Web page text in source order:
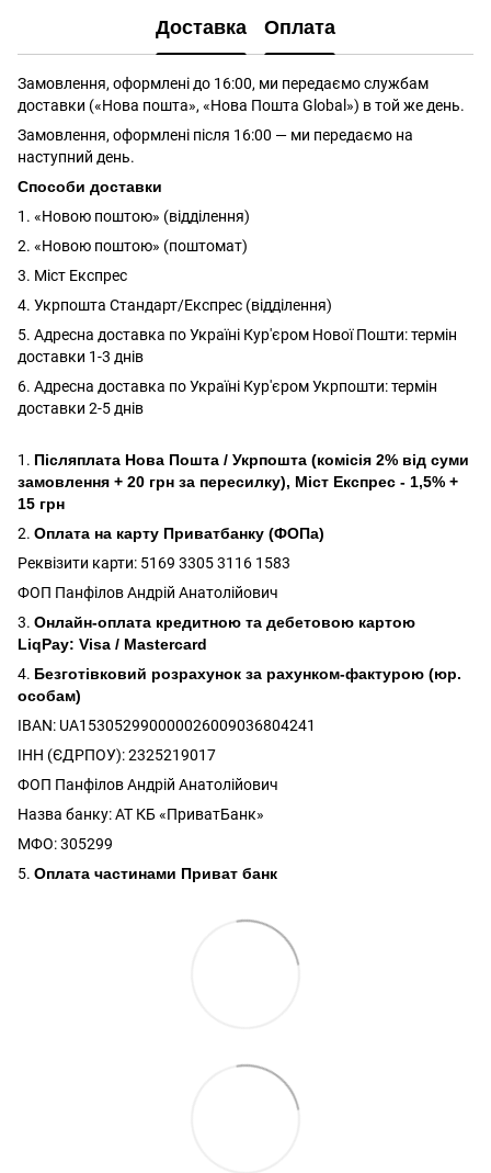
Доставка Оплата
Замовлення, оформлені до 16:00, ми передаємо службам
доставки («Нова пошта», «Нова Пошта Global») в той же день.
Замовлення, оформлені після 16:00 — ми передаємо на
наступний день.
Способи доставки
1. «Новою поштою» (відділення)
2. «Новою поштою» (поштомат)
3. Міст Експрес
4. Укрпошта Стандарт/Експрес (відділення)
5. Адресна доставка по Україні Кур'єром Нової Пошти: термін
доставки 1-3 днів
6. Адресна доставка по Україні Кур'єром Укрпошти: термін
доставки 2-5 днів
1. Післяплата Нова Пошта / Укрпошта (комісія 2% від суми
замовлення + 20 грн за пересилку), Міст Експрес - 1,5% +
15 грн
2. Оплата на карту Приватбанку (ФОПа)
Реквізити карти: 5169 3305 3116 1583
ФОП Панфілов Андрій Анатолійович
3. Онлайн-оплата кредитною та дебетовою картою
LiqPay: Visa / Mastercard
4. Безготівковий розрахунок за рахунком-фактурою (юр.
особам)
IBAN: UA153052990000026009036804241
ІНН (ЄДРПОУ): 2325219017
ФОП Панфілов Андрій Анатолійович
Назва банку: АТ КБ «ПриватБанк»
МФО: 305299
5. Оплата частинами Приват банк